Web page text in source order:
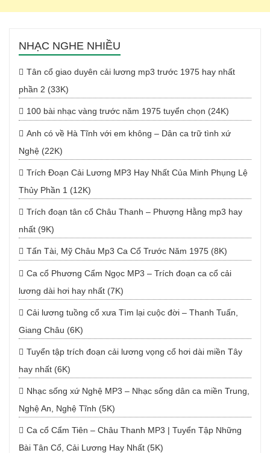
NHẠC NGHE NHIỀU
Tân cổ giao duyên cải lương mp3 trước 1975 hay nhất
phần 2 (33K)
100 bài nhạc vàng trước năm 1975 tuyển chọn (24K)
Anh có về Hà Tĩnh với em không – Dân ca trữ tình xứ
Nghệ (22K)
Trích Đoạn Cải Lương MP3 Hay Nhất Của Minh Phụng Lệ
Thủy Phần 1 (12K)
Trích đoạn tân cổ Châu Thanh – Phượng Hằng mp3 hay
nhất (9K)
Tấn Tài, Mỹ Châu Mp3 Ca Cổ Trước Năm 1975 (8K)
Ca cổ Phương Cẩm Ngọc MP3 – Trích đoạn ca cổ cải
lương dài hơi hay nhất (7K)
Cải lương tuồng cổ xưa Tìm lại cuộc đời – Thanh Tuấn,
Giang Châu (6K)
Tuyển tập trích đoạn cải lương vọng cổ hơi dài miền Tây
hay nhất (6K)
Nhạc sống xứ Nghệ MP3 – Nhạc sống dân ca miền Trung,
Nghệ An, Nghệ Tĩnh (5K)
Ca cổ Cẩm Tiên – Châu Thanh MP3 | Tuyển Tập Những
Bài Tân Cổ, Cải Lương Hay Nhất (5K)